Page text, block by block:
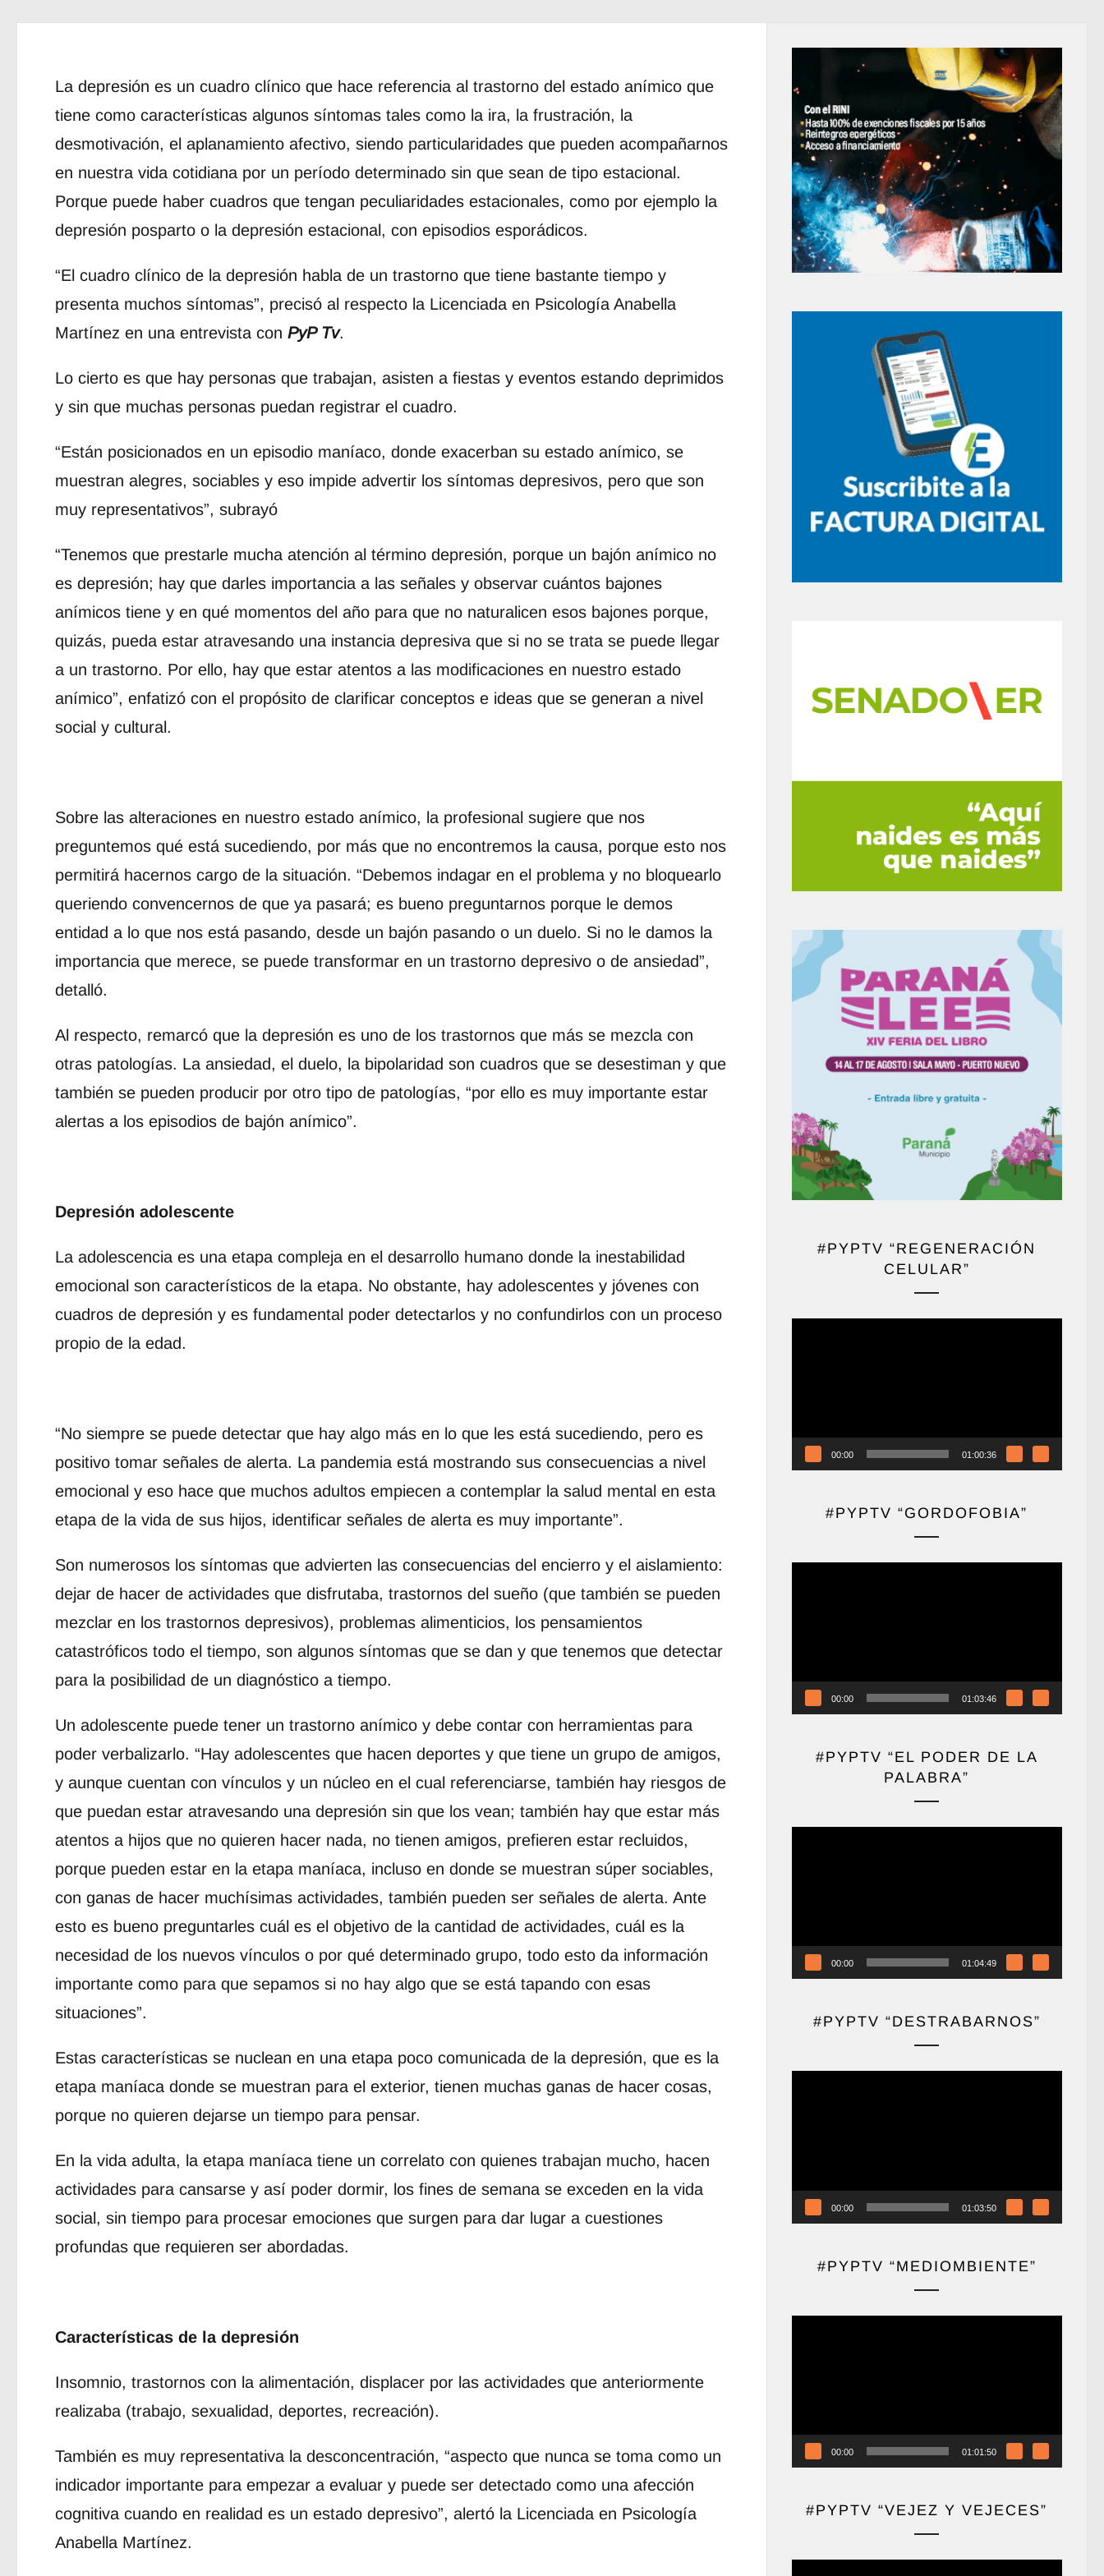
La depresión es un cuadro clínico que hace referencia al trastorno del estado anímico que
tiene como características algunos síntomas tales como la ira, la frustración, la
desmotivación, el aplanamiento afectivo, siendo particularidades que pueden acompañarnos
en nuestra vida cotidiana por un período determinado sin que sean de tipo estacional.
Porque puede haber cuadros que tengan peculiaridades estacionales, como por ejemplo la
depresión posparto o la depresión estacional, con episodios esporádicos.
“El cuadro clínico de la depresión habla de un trastorno que tiene bastante tiempo y
presenta muchos síntomas”, precisó al respecto la Licenciada en Psicología Anabella
Martínez en una entrevista con PyP Tv.
Lo cierto es que hay personas que trabajan, asisten a fiestas y eventos estando deprimidos
y sin que muchas personas puedan registrar el cuadro.
“Están posicionados en un episodio maníaco, donde exacerban su estado anímico, se
muestran alegres, sociables y eso impide advertir los síntomas depresivos, pero que son
muy representativos”, subrayó
“Tenemos que prestarle mucha atención al término depresión, porque un bajón anímico no
es depresión; hay que darles importancia a las señales y observar cuántos bajones
anímicos tiene y en qué momentos del año para que no naturalicen esos bajones porque,
quizás, pueda estar atravesando una instancia depresiva que si no se trata se puede llegar
a un trastorno. Por ello, hay que estar atentos a las modificaciones en nuestro estado
anímico”, enfatizó con el propósito de clarificar conceptos e ideas que se generan a nivel
social y cultural.
Sobre las alteraciones en nuestro estado anímico, la profesional sugiere que nos
preguntemos qué está sucediendo, por más que no encontremos la causa, porque esto nos
permitirá hacernos cargo de la situación. “Debemos indagar en el problema y no bloquearlo
queriendo convencernos de que ya pasará; es bueno preguntarnos porque le demos
entidad a lo que nos está pasando, desde un bajón pasando o un duelo. Si no le damos la
importancia que merece, se puede transformar en un trastorno depresivo o de ansiedad”,
detalló.
Al respecto, remarcó que la depresión es uno de los trastornos que más se mezcla con
otras patologías. La ansiedad, el duelo, la bipolaridad son cuadros que se desestiman y que
también se pueden producir por otro tipo de patologías, “por ello es muy importante estar
alertas a los episodios de bajón anímico”.
Depresión adolescente
La adolescencia es una etapa compleja en el desarrollo humano donde la inestabilidad
emocional son característicos de la etapa. No obstante, hay adolescentes y jóvenes con
cuadros de depresión y es fundamental poder detectarlos y no confundirlos con un proceso
propio de la edad.
“No siempre se puede detectar que hay algo más en lo que les está sucediendo, pero es
positivo tomar señales de alerta. La pandemia está mostrando sus consecuencias a nivel
emocional y eso hace que muchos adultos empiecen a contemplar la salud mental en esta
etapa de la vida de sus hijos, identificar señales de alerta es muy importante”.
Son numerosos los síntomas que advierten las consecuencias del encierro y el aislamiento:
dejar de hacer de actividades que disfrutaba, trastornos del sueño (que también se pueden
mezclar en los trastornos depresivos), problemas alimenticios, los pensamientos
catastróficos todo el tiempo, son algunos síntomas que se dan y que tenemos que detectar
para la posibilidad de un diagnóstico a tiempo.
Un adolescente puede tener un trastorno anímico y debe contar con herramientas para
poder verbalizarlo. “Hay adolescentes que hacen deportes y que tiene un grupo de amigos,
y aunque cuentan con vínculos y un núcleo en el cual referenciarse, también hay riesgos de
que puedan estar atravesando una depresión sin que los vean; también hay que estar más
atentos a hijos que no quieren hacer nada, no tienen amigos, prefieren estar recluidos,
porque pueden estar en la etapa maníaca, incluso en donde se muestran súper sociables,
con ganas de hacer muchísimas actividades, también pueden ser señales de alerta. Ante
esto es bueno preguntarles cuál es el objetivo de la cantidad de actividades, cuál es la
necesidad de los nuevos vínculos o por qué determinado grupo, todo esto da información
importante como para que sepamos si no hay algo que se está tapando con esas
situaciones”.
Estas características se nuclean en una etapa poco comunicada de la depresión, que es la
etapa maníaca donde se muestran para el exterior, tienen muchas ganas de hacer cosas,
porque no quieren dejarse un tiempo para pensar.
En la vida adulta, la etapa maníaca tiene un correlato con quienes trabajan mucho, hacen
actividades para cansarse y así poder dormir, los fines de semana se exceden en la vida
social, sin tiempo para procesar emociones que surgen para dar lugar a cuestiones
profundas que requieren ser abordadas.
Características de la depresión
Insomnio, trastornos con la alimentación, displacer por las actividades que anteriormente
realizaba (trabajo, sexualidad, deportes, recreación).
También es muy representativa la desconcentración, “aspecto que nunca se toma como un
indicador importante para empezar a evaluar y puede ser detectado como una afección
cognitiva cuando en realidad es un estado depresivo”, alertó la Licenciada en Psicología
Anabella Martínez.
#PYPTV “REGENERACIÓN
CELULAR”
00:00 01:00:36
#PYPTV “GORDOFOBIA”
00:00 01:03:46
#PYPTV “EL PODER DE LA
PALABRA”
00:00 01:04:49
#PYPTV “DESTRABARNOS”
00:00 01:03:50
#PYPTV “MEDIOMBIENTE”
00:00 01:01:50
#PYPTV “VEJEZ Y VEJECES”